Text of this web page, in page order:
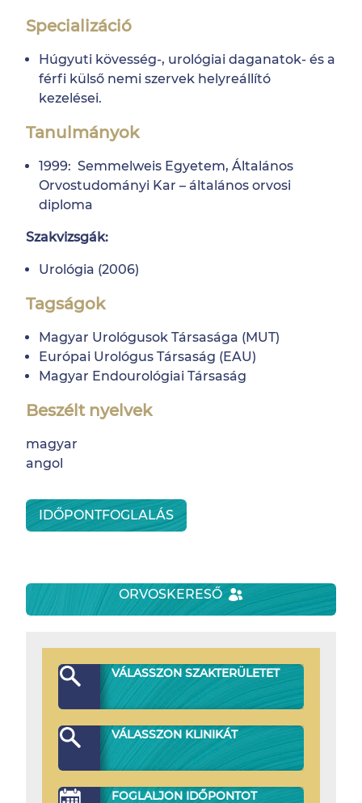
Specializáció
Húgyuti kövesség-, urológiai daganatok- és a
férfi külső nemi szervek helyreállító
kezelései.
Tanulmányok
1999: Semmelweis Egyetem, Általános
Orvostudományi Kar – általános orvosi
diploma
Szakvizsgák:
Urológia (2006)
Tagságok
Magyar Urológusok Társasága (MUT)
Európai Urológus Társaság (EAU)
Magyar Endourológiai Társaság
Beszélt nyelvek
magyar
angol
IDŐPONTFOGLALÁS
ORVOSKERESŐ
VÁLASSZON SZAKTERÜLETET
VÁLASSZON KLINIKÁT
FOGLALJON IDŐPONTOT